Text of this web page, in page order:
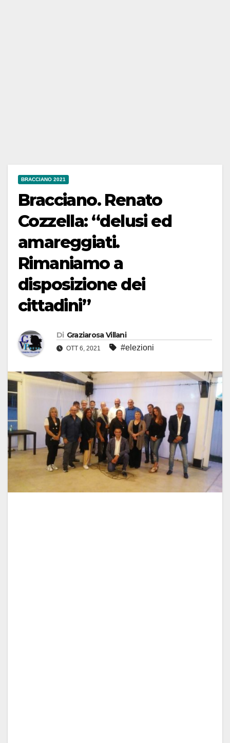
BRACCIANO 2021
Bracciano. Renato
Cozzella: “delusi ed
amareggiati.
Rimaniamo a
disposizione dei
cittadini”
Di Graziarosa Villani
OTT 6, 2021 #elezioni